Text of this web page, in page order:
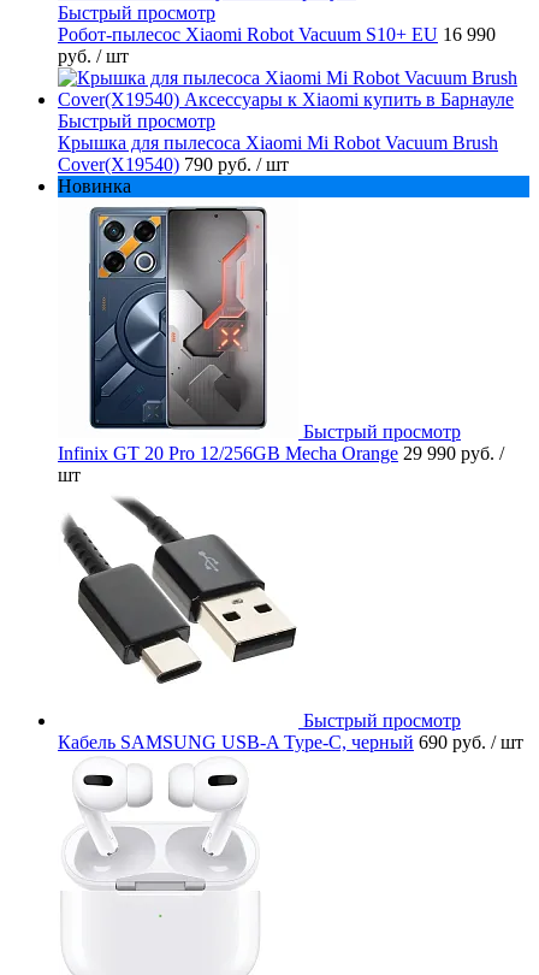
Быстрый просмотр
Робот-пылесос Xiaomi Robot Vacuum S10+ EU 16 990
руб. / шт
Быстрый просмотр
Крышка для пылесоса Xiaomi Mi Robot Vacuum Brush
Cover(X19540) 790 руб. / шт
Новинка
Быстрый просмотр
Infinix GT 20 Pro 12/256GB Mecha Orange 29 990 руб. /
шт
Быстрый просмотр
Кабель SAMSUNG USB-A Type-C, черный 690 руб. / шт